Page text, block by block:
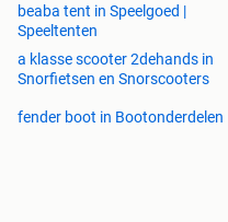
beaba tent in Speelgoed |
Speeltenten
a klasse scooter 2dehands in
Snorfietsen en Snorscooters
fender boot in Bootonderdelen